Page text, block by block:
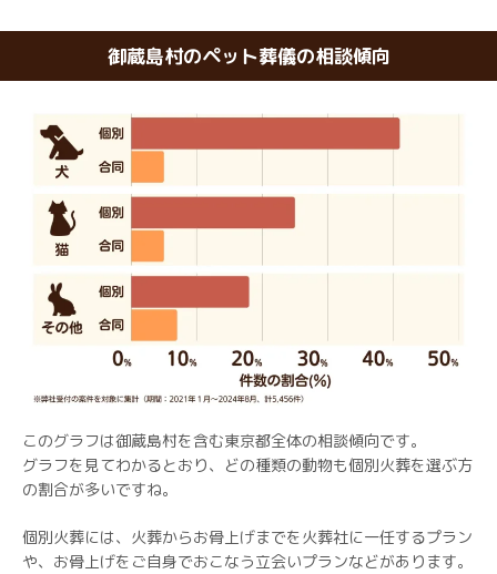
御蔵島村のペット葬儀の相談傾向
このグラフは御蔵島村を含む東京都全体の相談傾向です。
グラフを見てわかるとおり、どの種類の動物も個別火葬を選ぶ方
の割合が多いですね。
個別火葬には、火葬からお骨上げまでを火葬社に一任するプラン
や、お骨上げをご自身でおこなう立会いプランなどがあります。